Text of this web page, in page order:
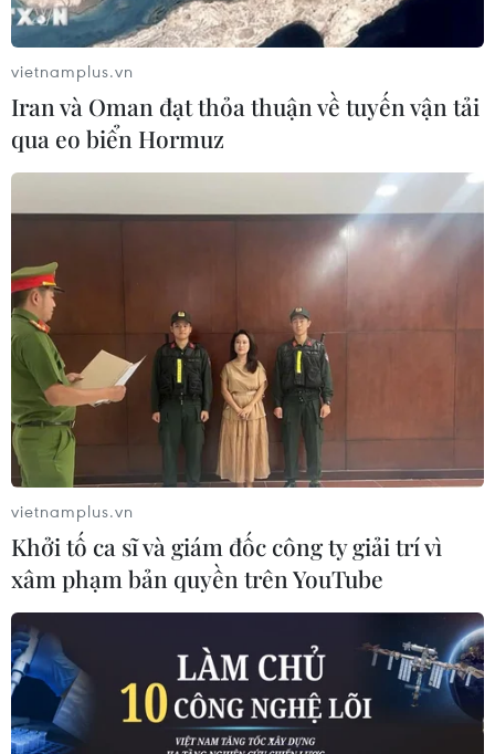
Các tỉnh Bắc Bộ và Thủ đô Hà Nội có
sương mù vào sáng sớm
09/01/2023 00:01
Theo dự báo, ngày 9/1, Bắc Bộ nhiều mây, có mưa nhỏ
vài nơi, sáng sớm có sương mù và sương mù nhẹ rải
rác; riêng khu vực đồng bằng và ven biển có mưa nhỏ
rải rác.
Hầu hết các khu vực có mưa, Thủ đô Hà
Nội mưa nhỏ, trời rét
vietnamplus.vn
Iran và Oman đạt thỏa thuận về tuyến vận tải
qua eo biển Hormuz
vietnamplus.vn
Khởi tố ca sĩ và giám đốc công ty giải trí vì
xâm phạm bản quyền trên YouTube